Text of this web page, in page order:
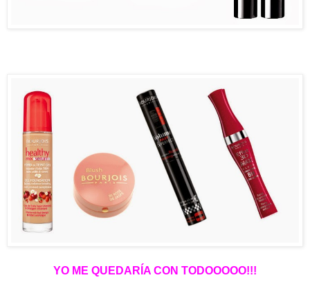
YO ME QUEDARÍA CON TODOOOOO!!!